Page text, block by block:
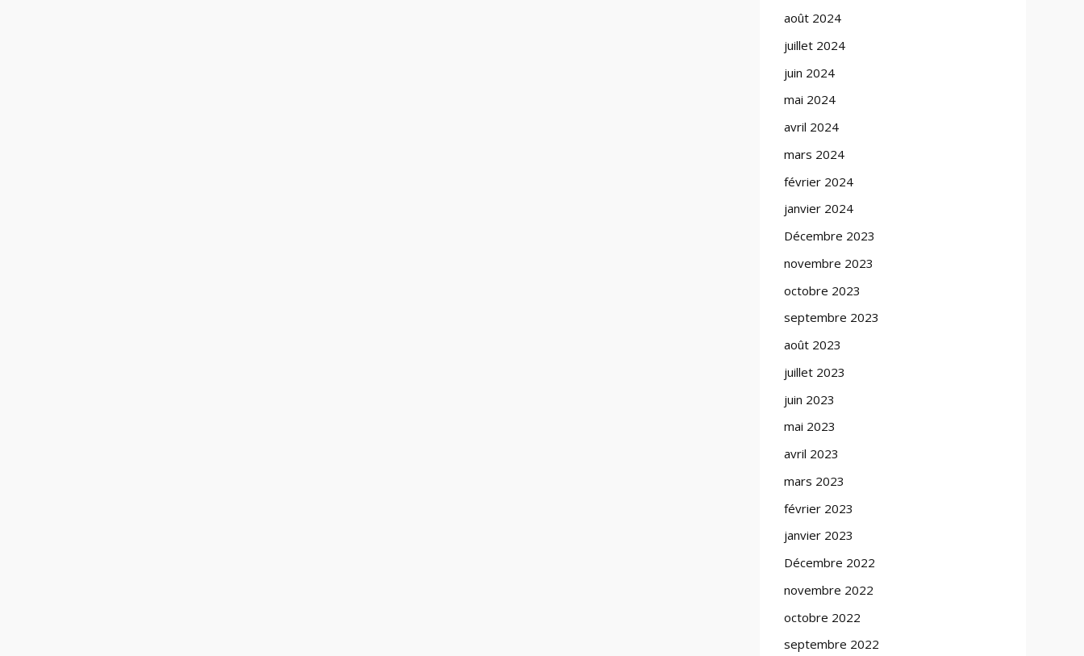
août 2024
juillet 2024
juin 2024
mai 2024
avril 2024
mars 2024
février 2024
janvier 2024
Décembre 2023
novembre 2023
octobre 2023
septembre 2023
août 2023
juillet 2023
juin 2023
mai 2023
avril 2023
mars 2023
février 2023
janvier 2023
Décembre 2022
novembre 2022
octobre 2022
septembre 2022